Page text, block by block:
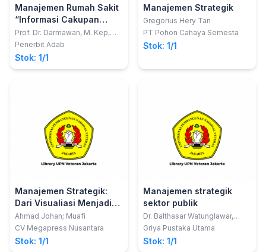
Manajemen Rumah Sakit
“Informasi Cakupan
Capaian Target
Pelayanan,Manajemen
Mutu, Manajemen
Efsiensi Pelayanan, Biaya
Prof. Dr. Darmawan, M. Kep,
M.Kes
Penerbit Adab
Stok: 1/1
Manajemen Strategik
Gregorius Hery Tan
PT Pohon Cahaya Semesta
Stok: 1/1
Manajemen Strategik:
Dari Visualiasi Menjadi
Aksi
Ahmad Johan; Muafi
CV Megapress Nusantara
Stok: 1/1
Manajemen strategik
sektor publik
Dr. Balthasar Watunglawar,
S.Pd., MAP
Griya Pustaka Utama
Stok: 1/1